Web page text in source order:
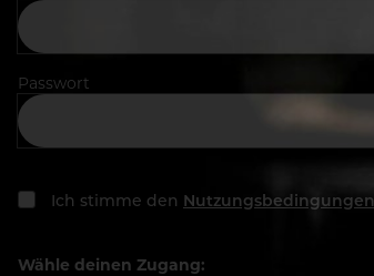
Passwort
Ich stimme den Nutzungsbedingungen
Wähle deinen Zugang: